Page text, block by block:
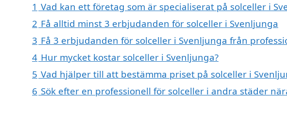
1 Vad kan ett företag som är specialiserat på solceller i
2 Få alltid minst 3 erbjudanden för solceller i Svenljunga
3 Få 3 erbjudanden för solceller i Svenljunga från
4 Hur mycket kostar solceller i Svenljunga?
5 Vad hjälper till att bestämma priset på solceller i
6 Sök efter en professionell för solceller i andra städer